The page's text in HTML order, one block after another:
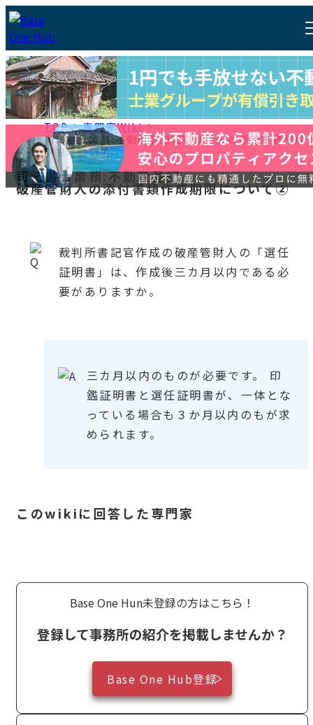
TOP
専門家Wiki
司法書士業務:不動産登記破産管財人の添付書類作成
期限について②
司法書士業務:不動産登記
破産管財人の添付書類作成期限について②
裁判所書記官作成の破産管財人の「選任
証明書」は、作成後三カ月以内である必
要がありますか。
三カ月以内のものが必要です。 印
鑑証明書と選任証明書が、一体とな
っている場合も３か月以内のもが求
められます。
このwikiに回答した専門家
Base One Hun未登録の方はこちら！
登録して事務所の紹介を掲載しませんか？
Base One Hub登録